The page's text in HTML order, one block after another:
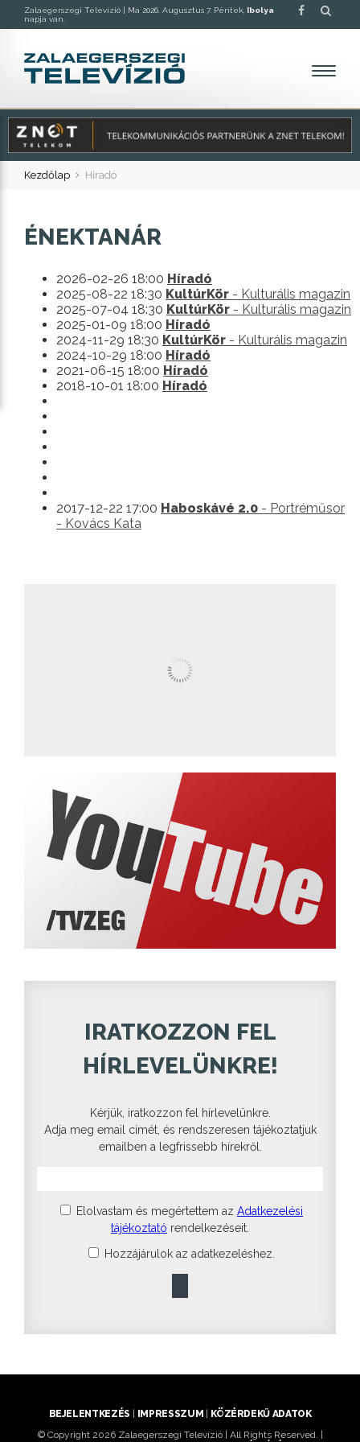
Zalaegerszegi Televízió | Ma 2026. Augusztus 7. Péntek, Ibolya
napja van.
Kezdőlap Híradó
ÉNEKTANÁR
2026-02-26 18:00 Híradó
2025-08-22 18:30 KultúrKör - Kulturális magazin
2025-07-04 18:30 KultúrKör - Kulturális magazin
2025-01-09 18:00 Híradó
2024-11-29 18:30 KultúrKör - Kulturális magazin
2024-10-29 18:00 Híradó
2021-06-15 18:00 Híradó
2018-10-01 18:00 Híradó
2017-12-22 17:00 Haboskávé 2.0 - Portréműsor
- Kovács Kata
IRATKOZZON FEL
HÍRLEVELÜNKRE!
Kérjük, iratkozzon fel hírlevelünkre.
Adja meg email címét, és rendszeresen tájékoztatjuk
emailben a legfrissebb hírekről.
Elolvastam és megértettem az Adatkezelési
tájékoztató rendelkezéseit.
Hozzájárulok az adatkezeléshez.
BEJELENTKEZÉS | IMPRESSZUM | KÖZÉRDEKŰ ADATOK
© Copyright 2026 Zalaegerszegi Televízió | All Rights Reserved. |